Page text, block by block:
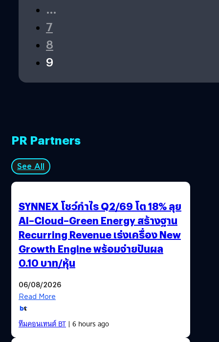
…
7
8
9
PR Partners
See All
SYNNEX โชว์กำไร Q2/69 โต 18% ลุย
AI–Cloud–Green Energy สร้างฐาน
Recurring Revenue เร่งเครื่อง New
Growth Engine พร้อมจ่ายปันผล
0.10 บาท/หุ้น
06/08/2026
Read More
ทีมคอนเทนต์ BT| 6 hours ago